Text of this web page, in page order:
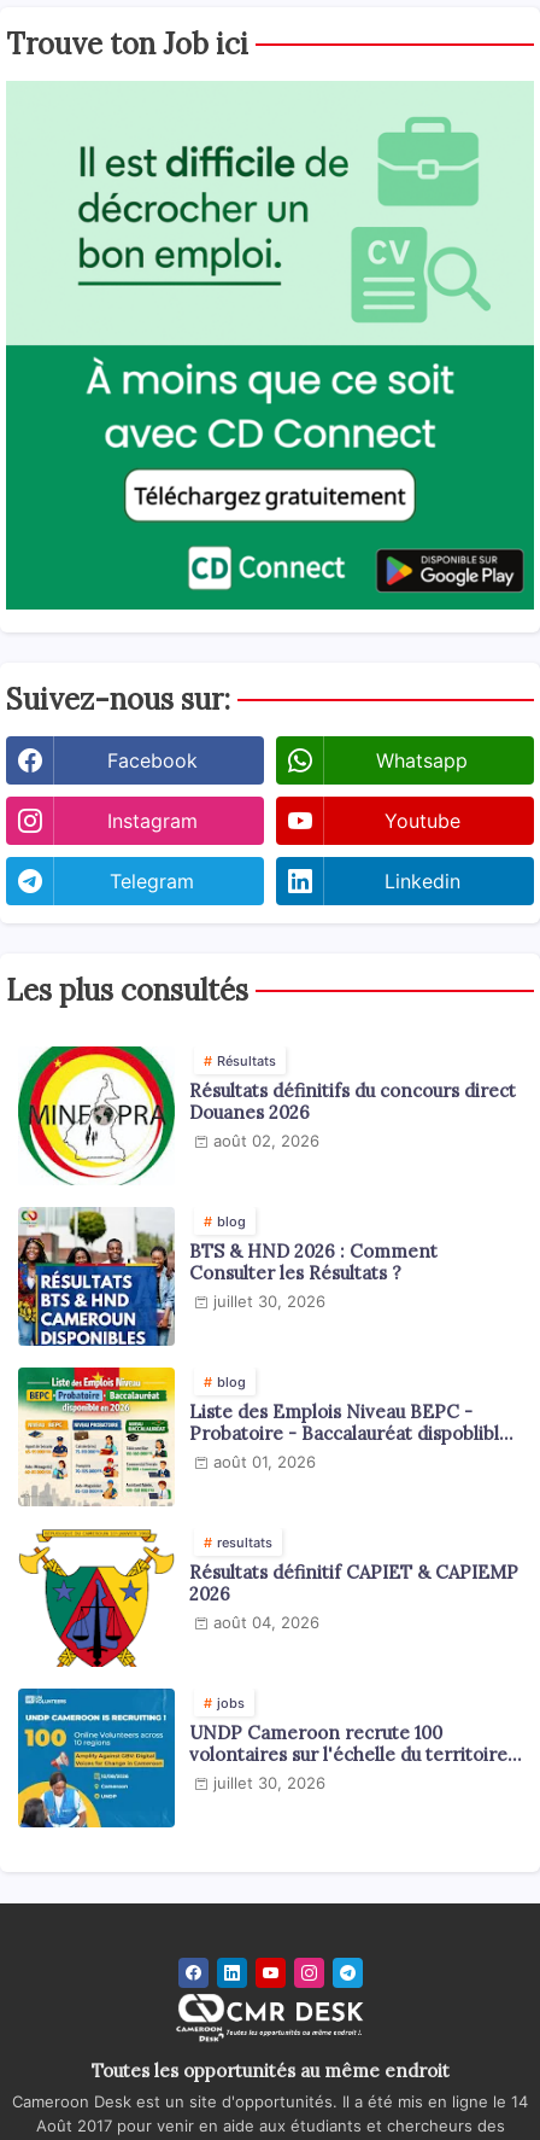
Trouve ton Job ici
Suivez-nous sur:
Facebook Whatsapp
Instagram Youtube
Telegram Linkedin
Les plus consultés
Résultats
Résultats définitifs du concours direct
Douanes 2026
août 02, 2026
blog
BTS & HND 2026 : Comment
Consulter les Résultats ?
juillet 30, 2026
blog
Liste des Emplois Niveau BEPC -
Probatoire - Baccalauréat dispoblible
en 2026
août 01, 2026
resultats
Résultats définitif CAPIET & CAPIEMP
2026
août 04, 2026
jobs
UNDP Cameroon recrute 100
volontaires sur l'échelle du territoire
national
juillet 30, 2026
Toutes les opportunités au même endroit
Cameroon Desk est un site d'opportunités. Il a été mis en ligne le 14
Août 2017 pour venir en aide aux étudiants et chercheurs des